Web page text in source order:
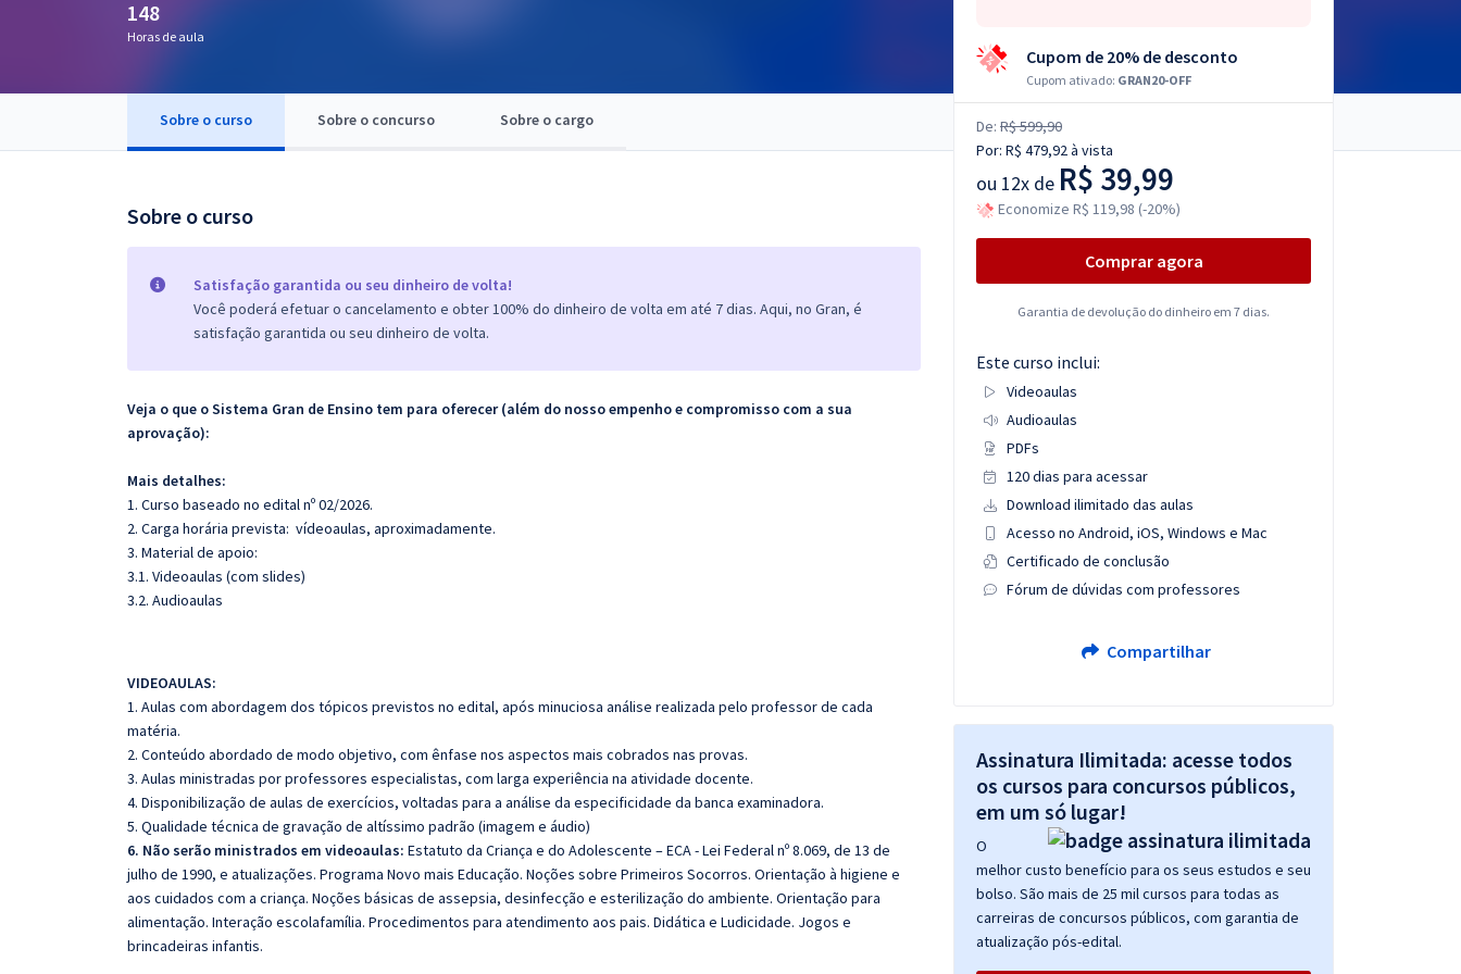
Questões grátis
148
Horas de aula
Sobre o curso Sobre o concurso Sobre o cargo
Sobre o curso
Satisfação garantida ou seu dinheiro de volta!
Você poderá efetuar o cancelamento e obter 100% do dinheiro de volta em até 7 dias. Aqui, no Gran, é
satisfação garantida ou seu dinheiro de volta.
Veja o que o Sistema Gran de Ensino tem para oferecer (além do nosso empenho e compromisso com a sua
aprovação):
Mais detalhes:
1. Curso baseado no edital nº 02/2026.
2. Carga horária prevista: vídeoaulas, aproximadamente.
3. Material de apoio:
3.1. Videoaulas (com slides)
3.2. Audioaulas
VIDEOAULAS:
1. Aulas com abordagem dos tópicos previstos no edital, após minuciosa análise realizada pelo professor de cada
matéria.
2. Conteúdo abordado de modo objetivo, com ênfase nos aspectos mais cobrados nas provas.
3. Aulas ministradas por professores especialistas, com larga experiência na atividade docente.
4. Disponibilização de aulas de exercícios, voltadas para a análise da especificidade da banca examinadora.
5. Qualidade técnica de gravação de altíssimo padrão (imagem e áudio)
6. Não serão ministrados em videoaulas: Estatuto da Criança e do Adolescente – ECA - Lei Federal nº 8.069, de 13 de
julho de 1990, e atualizações. Programa Novo mais Educação. Noções sobre Primeiros Socorros. Orientação à higiene e
aos cuidados com a criança. Noções básicas de assepsia, desinfecção e esterilização do ambiente. Orientação para
alimentação. Interação escolafamília. Procedimentos para atendimento aos pais. Didática e Ludicidade. Jogos e
brincadeiras infantis.
Cupom de 20% de desconto
Cupom ativado: GRAN20-OFF
De: R$ 599,90
Por: R$ 479,92à vista
ou 12x de R$ 39,99
Economize R$ 119,98 (-20%)
Comprar agora
Garantia de devolução do dinheiro em 7 dias.
Este curso inclui:
Videoaulas
Audioaulas
PDFs
120 dias para acessar
Download ilimitado das aulas
Acesso no Android, iOS, Windows e Mac
Certificado de conclusão
Fórum de dúvidas com professores
Compartilhar
Assinatura Ilimitada: acesse todos
os cursos para concursos públicos,
em um só lugar!
O
melhor custo benefício para os seus estudos e seu
bolso. São mais de 25 mil cursos para todas as
carreiras de concursos públicos, com garantia de
atualização pós-edital.